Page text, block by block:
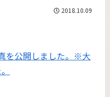
2018.10.09
を公開しました。※大